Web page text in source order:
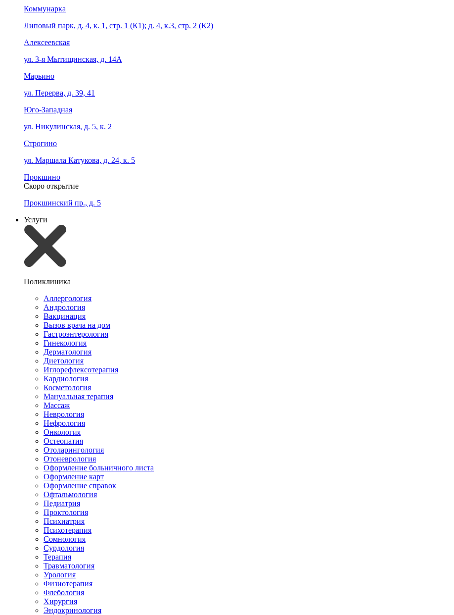
Коммунарка
Липовый парк, д. 4, к. 1, стр. 1 (К1); д. 4, к.3, стр. 2 (К2)
Алексеевская
ул. 3-я Мытищинская, д. 14А
Марьино
ул. Перерва, д. 39, 41
Юго-Западная
ул. Никулинская, д. 5, к. 2
Строгино
ул. Маршала Катукова, д. 24, к. 5
Прокшино
Скоро открытие
Прокшинский пр., д. 5
Услуги
Поликлиника
Аллергология
Андрология
Вакцинация
Вызов врача на дом
Гастроэнтерология
Гинекология
Дерматология
Диетология
Иглорефлексотерапия
Кардиология
Косметология
Мануальная терапия
Массаж
Неврология
Нефрология
Онкология
Остеопатия
Отоларингология
Отоневрология
Оформление больничного листа
Оформление карт
Оформление справок
Офтальмология
Педиатрия
Проктология
Психиатрия
Психотерапия
Сомнология
Сурдология
Терапия
Травматология
Урология
Физиотерапия
Флебология
Хирургия
Эндокринология